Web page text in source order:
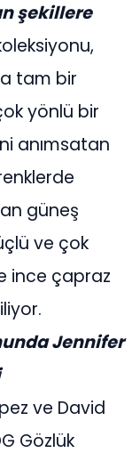
şekillere
tam bir
yönlü bir
anımsatan
güneş
ve çok
ince çapraz
Jennifer
ve David
Gözlük